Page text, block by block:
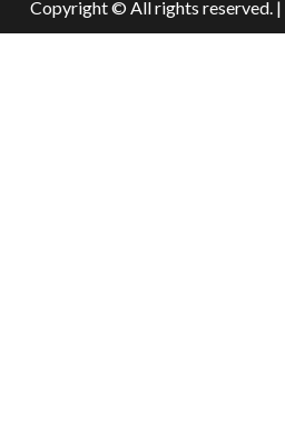
Copyright © All rights reserved. |